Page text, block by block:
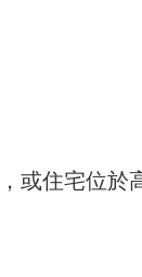
或住宅位於